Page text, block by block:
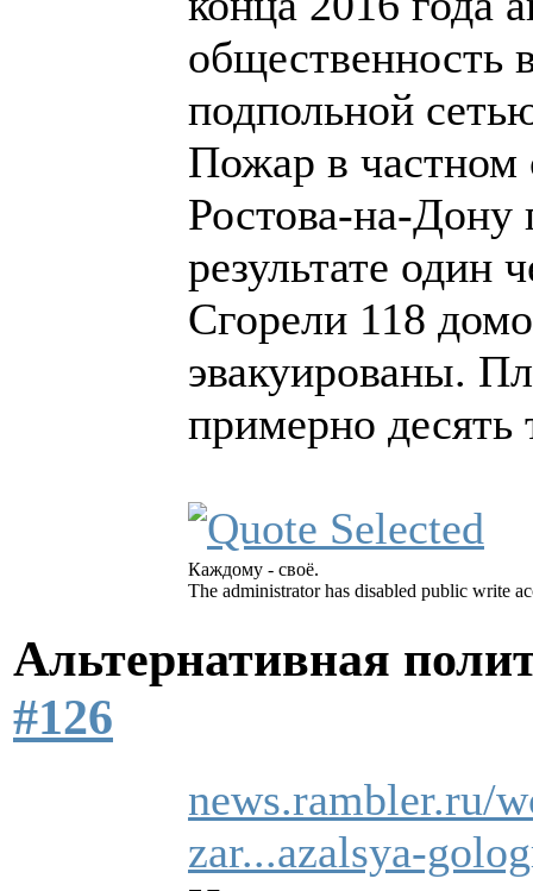
общественность
подпольной
Пожар в частном
Ростова-на-Дону
результате один
Сгорели 118
эвакуированы.
примерно десять
Каждому - своё.
The administrator has disabled public write
Альтернативная
#126
news.rambler.ru/
zar...azalsya-